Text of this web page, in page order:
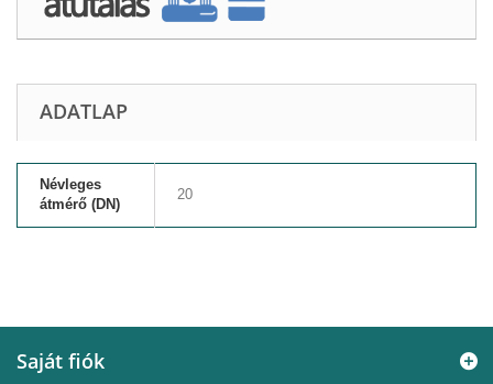
ADATLAP
Névleges
átmérő (DN)
20
Saját fiók